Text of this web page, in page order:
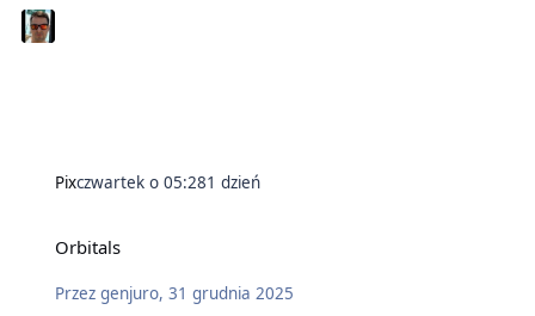
Pixczwartek o 05:281 dzień
Orbitals
Przez genjuro, 31 grudnia 2025